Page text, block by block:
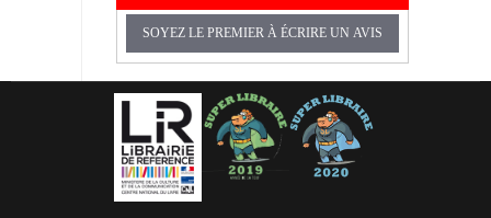
SOYEZ LE PREMIER À ÉCRIRE UN AVIS